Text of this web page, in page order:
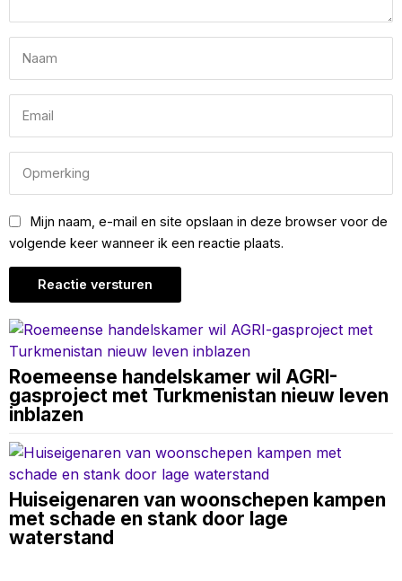
Mijn naam, e-mail en site opslaan in deze browser voor de
volgende keer wanneer ik een reactie plaats.
Roemeense handelskamer wil AGRI-
gasproject met Turkmenistan nieuw leven
inblazen
Huiseigenaren van woonschepen kampen
met schade en stank door lage
waterstand